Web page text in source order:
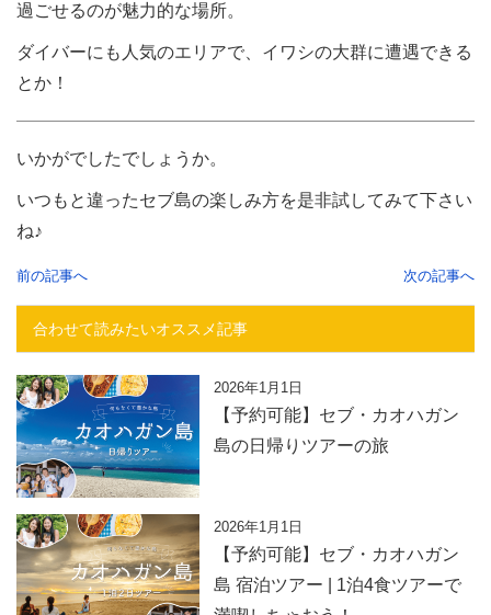
過ごせるのが魅力的な場所。
ダイバーにも人気のエリアで、イワシの大群に遭遇できる
とか！
いかがでしたでしょうか。
いつもと違ったセブ島の楽しみ方を是非試してみて下さい
ね♪
前の記事へ 次の記事へ
合わせて読みたいオススメ記事
2026年1月1日
【予約可能】セブ・カオハガン
島の日帰りツアーの旅
2026年1月1日
【予約可能】セブ・カオハガン
島 宿泊ツアー | 1泊4食ツアーで